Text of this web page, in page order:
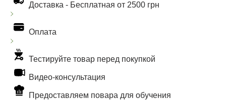
Доставка - Бесплатная от 2500 грн
Оплата
Тестируйте товар перед покупкой
Видео-консультация
Предоставляем повара для обучения